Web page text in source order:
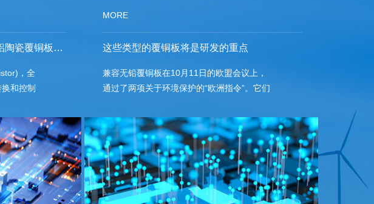
高压IGBT组件用高可靠性氮化铝陶瓷覆铜板的研究
，全
和控制
率高、
电流等
MORE
这些类型的覆铜板将是研发的重点
兼容无铅覆铜板在10月11日的欧盟会议上，
通过了两项关于环境保护的“欧洲指令”。它们
指令”是指《电子电气产品废弃物指令》(简称
WEEE)和《特定有害物质使用限制令》(简称
RoHs)。在这两个监管···